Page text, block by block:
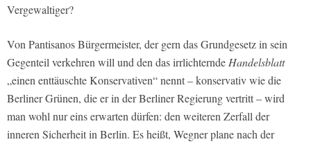
Vergewaltiger?
Von Pantisanos Bürgermeister, der gern das Grundgesetz in sein
Gegenteil verkehren will und den das irrlichterndeHandelsblatt
„einen enttäuschte Konservativen“ nennt – konservativ wie die
Berliner Grünen, die er in der Berliner Regierung vertritt – wird
man wohl nur eins erwarten dürfen: den weiteren Zerfall der
inneren Sicherheit in Berlin. Es heißt, Wegner plane nach der